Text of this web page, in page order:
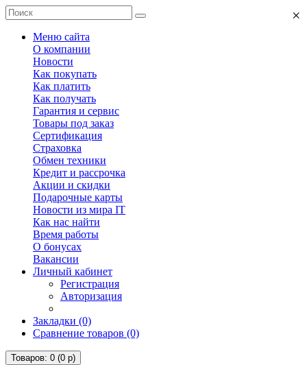
Меню сайта
О компании
Новости
Как покупать
Как платить
Как получать
Гарантия и сервис
Товары под заказ
Сертификация
Страховка
Обмен техники
Кредит и рассрочка
Акции и скидки
Подарочные карты
Новости из мира IT
Как нас найти
Время работы
О бонусах
Вакансии
Личный кабинет
Регистрация
Авторизация
Закладки (0)
Сравнение товаров (0)
Товаров: 0 (0 р)
×